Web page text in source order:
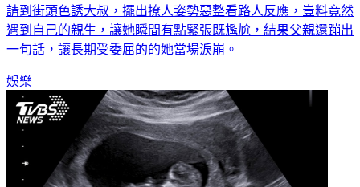
請到街頭色誘大叔，擺出撩人姿勢惡整看路人反應，豈料竟然
遇到自己的親生，讓她瞬間有點緊張既尷尬，結果父親還蹦出
一句話，讓長期受委屈的的她當場淚崩。
娛樂